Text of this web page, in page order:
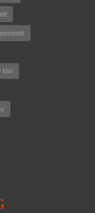
khô